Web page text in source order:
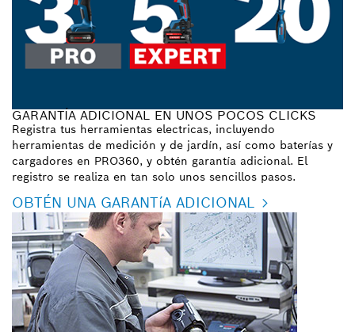
GARANTÍA ADICIONAL EN UNOS POCOS CLICKS
Registra tus herramientas electricas, incluyendo
herramientas de medición y de jardín, así como baterías y
cargadores en PRO360, y obtén garantía adicional. El
registro se realiza en tan solo unos sencillos pasos.
OBTÉN UNA GARANTíA ADICIONAL